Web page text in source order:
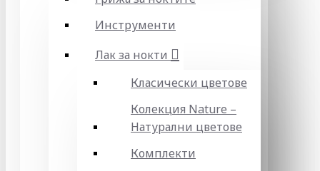
Инструменти
Лак за нокти
Класически цветове
Колекция Nature –
Натурални цветове
Комплекти